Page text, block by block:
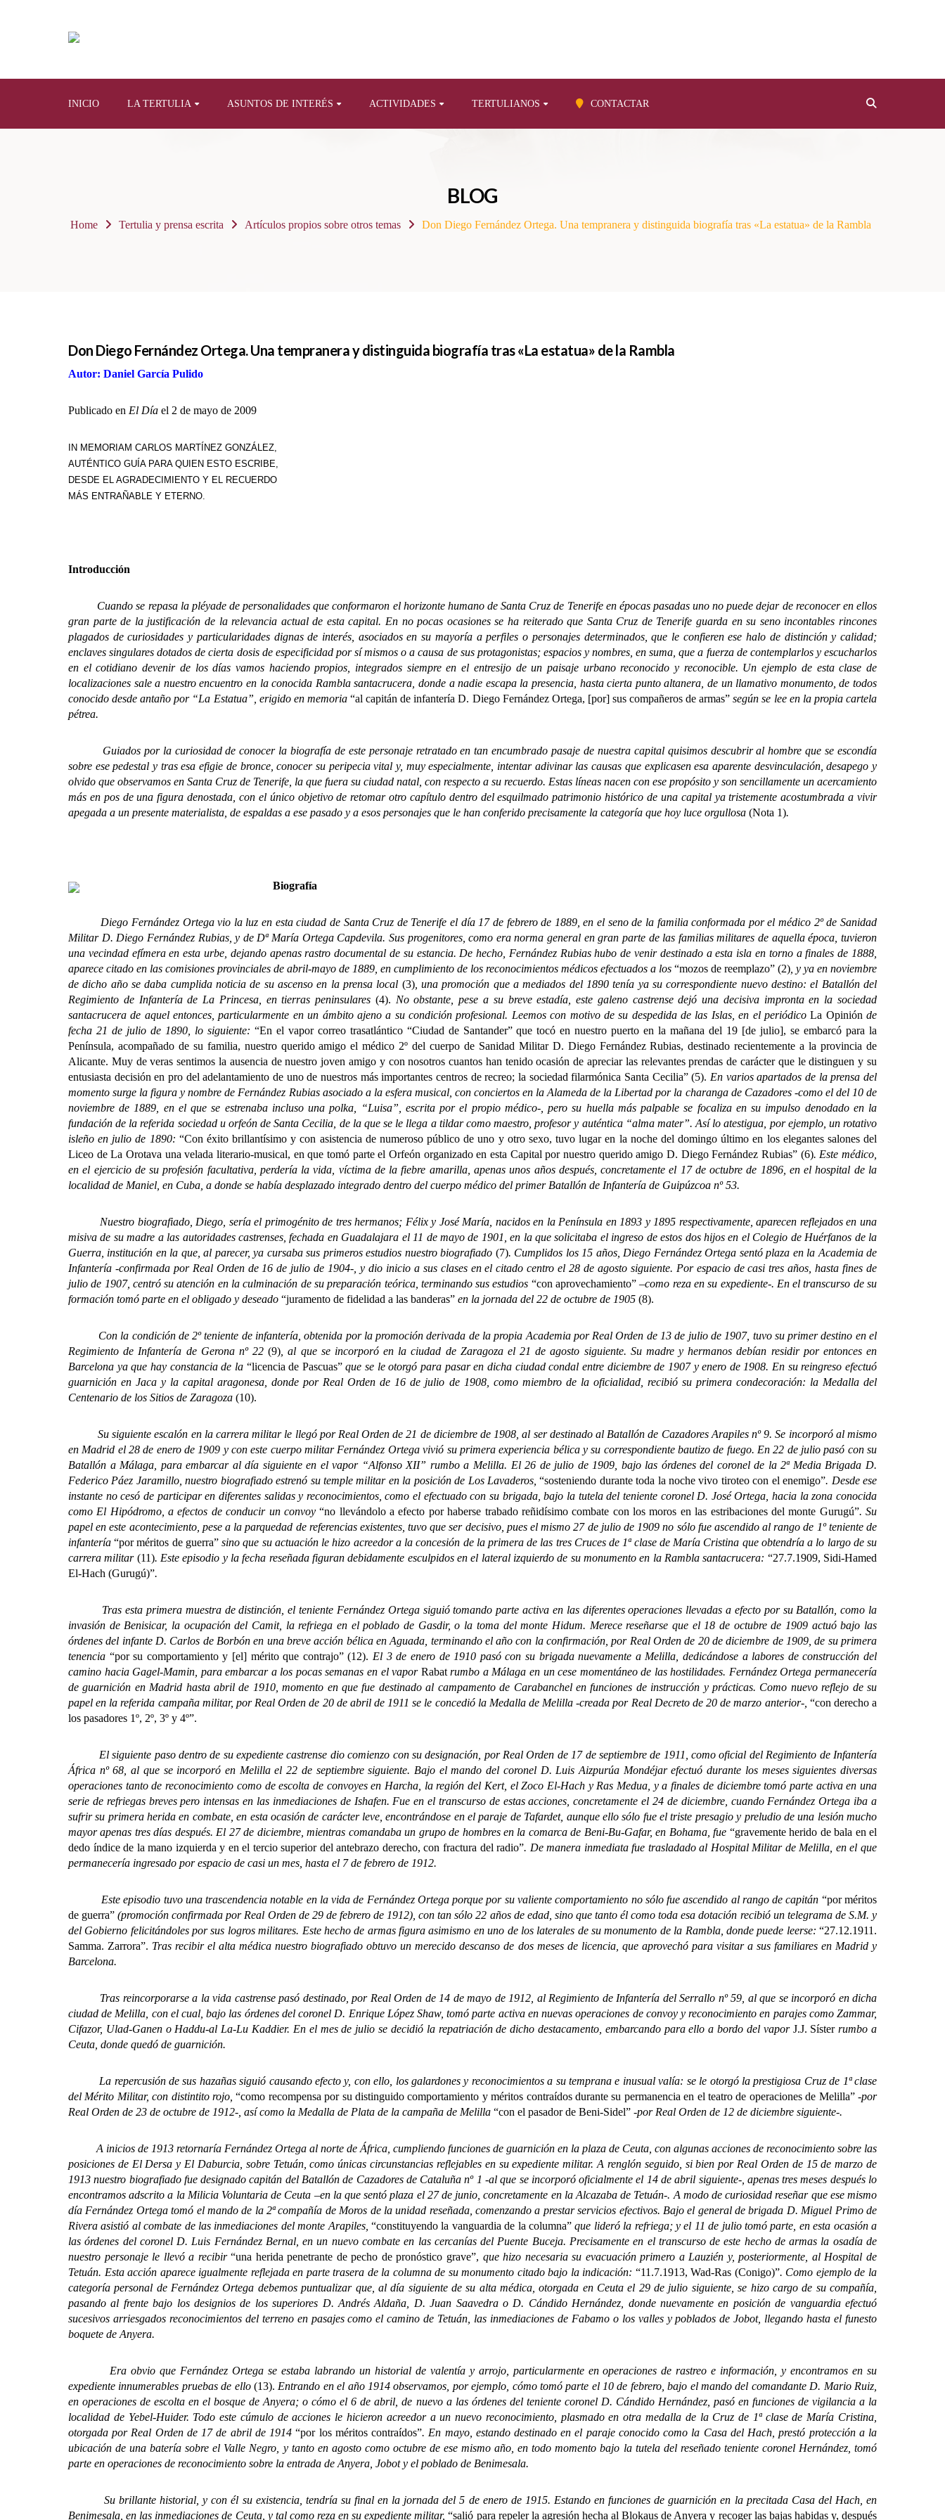
INICIO LA TERTULIA ASUNTOS DE INTERÉS ACTIVIDADES TERTULIANOS CONTACTAR
BLOG
Home Tertulia y prensa escrita Artículos propios sobre otros temas Don Diego Fernández Ortega. Una tempranera y distinguida biografía tras «La estatua» de la Rambla
Don Diego Fernández Ortega. Una tempranera y distinguida biografía tras «La estatua» de la Rambla
Autor: Daniel García Pulido
Publicado en El Día el 2 de mayo de 2009
IN MEMORIAM CARLOS MARTÍNEZ GONZÁLEZ,
AUTÉNTICO GUÍA PARA QUIEN ESTO ESCRIBE,
DESDE EL AGRADECIMIENTO Y EL RECUERDO
MÁS ENTRAÑABLE Y ETERNO.
Introducción
Cuando se repasa la pléyade de personalidades que conformaron el horizonte humano de Santa Cruz de Tenerife en épocas pasadas uno no puede dejar de reconocer en ellos
gran parte de la justificación de la relevancia actual de esta capital. En no pocas ocasiones se ha reiterado que Santa Cruz de Tenerife guarda en su seno incontables rincones
plagados de curiosidades y particularidades dignas de interés, asociados en su mayoría a perfiles o personajes determinados, que le confieren ese halo de distinción y calidad;
enclaves singulares dotados de cierta dosis de especificidad por sí mismos o a causa de sus protagonistas; espacios y nombres, en suma, que a fuerza de contemplarlos y escucharlos
en el cotidiano devenir de los días vamos haciendo propios, integrados siempre en el entresijo de un paisaje urbano reconocido y reconocible. Un ejemplo de esta clase de
localizaciones sale a nuestro encuentro en la conocida Rambla santacrucera, donde a nadie escapa la presencia, hasta cierta punto altanera, de un llamativo monumento, de todos
conocido desde antaño por “La Estatua”, erigido en memoria “al capitán de infantería D. Diego Fernández Ortega, [por] sus compañeros de armas” según se lee en la propia cartela
pétrea.
Guiados por la curiosidad de conocer la biografía de este personaje retratado en tan encumbrado pasaje de nuestra capital quisimos descubrir al hombre que se escondía
sobre ese pedestal y tras esa efigie de bronce, conocer su peripecia vital y, muy especialmente, intentar adivinar las causas que explicasen esa aparente desvinculación, desapego y
olvido que observamos en Santa Cruz de Tenerife, la que fuera su ciudad natal, con respecto a su recuerdo. Estas líneas nacen con ese propósito y son sencillamente un acercamiento
más en pos de una figura denostada, con el único objetivo de retomar otro capítulo dentro del esquilmado patrimonio histórico de una capital ya tristemente acostumbrada a vivir
apegada a un presente materialista, de espaldas a ese pasado y a esos personajes que le han conferido precisamente la categoría que hoy luce orgullosa (Nota 1).
Biografía
Diego Fernández Ortega vio la luz en esta ciudad de Santa Cruz de Tenerife el día 17 de febrero de 1889, en el seno de la familia conformada por el médico 2º de Sanidad
Militar D. Diego Fernández Rubias, y de Dª María Ortega Capdevila. Sus progenitores, como era norma general en gran parte de las familias militares de aquella época, tuvieron
una vecindad efímera en esta urbe, dejando apenas rastro documental de su estancia. De hecho, Fernández Rubias hubo de venir destinado a esta isla en torno a finales de 1888,
aparece citado en las comisiones provinciales de abril-mayo de 1889, en cumplimiento de los reconocimientos médicos efectuados a los “mozos de reemplazo” (2) , y ya en noviembre
de dicho año se daba cumplida noticia de su ascenso en la prensa local (3), una promoción que a mediados del 1890 tenía ya su correspondiente nuevo destino: el Batallón del
Regimiento de Infantería de La Princesa, en tierras peninsulares (4). No obstante, pese a su breve estadía, este galeno castrense dejó una decisiva impronta en la sociedad
santacrucera de aquel entonces, particularmente en un ámbito ajeno a su condición profesional. Leemos con motivo de su despedida de las Islas, en el periódicoLa Opiniónde
fecha 21 de julio de 1890, lo siguiente: “En el vapor correo trasatlántico “Ciudad de Santander” que tocó en nuestro puerto en la mañana del 19 [de julio], se embarcó para la
Península, acompañado de su familia, nuestro querido amigo el médico 2º del cuerpo de Sanidad Militar D. Diego Fernández Rubias, destinado recientemente a la provincia de
Alicante. Muy de veras sentimos la ausencia de nuestro joven amigo y con nosotros cuantos han tenido ocasión de apreciar las relevantes prendas de carácter que le distinguen y su
entusiasta decisión en pro del adelantamiento de uno de nuestros más importantes centros de recreo; la sociedad filarmónica Santa Cecilia” (5). En varios apartados de la prensa del
momento surge la figura y nombre de Fernández Rubias asociado a la esfera musical, con conciertos en la Alameda de la Libertad por la charanga de Cazadores -como el del 10 de
noviembre de 1889, en el que se estrenaba incluso una polka, “Luisa”, escrita por el propio médico-, pero su huella más palpable se focaliza en su impulso denodado en la
fundación de la referida sociedad u orfeón de Santa Cecilia, de la que se le llega a tildar como maestro, profesor y auténtica “alma mater”. Así lo atestigua, por ejemplo, un rotativo
isleño en julio de 1890: “Con éxito brillantísimo y con asistencia de numeroso público de uno y otro sexo, tuvo lugar en la noche del domingo último en los elegantes salones del
Liceo de La Orotava una velada literario-musical, en que tomó parte el Orfeón organizado en esta Capital por nuestro querido amigo D. Diego Fernández Rubias” (6). Este médico,
en el ejercicio de su profesión facultativa, perdería la vida, víctima de la fiebre amarilla, apenas unos años después, concretamente el 17 de octubre de 1896, en el hospital de la
localidad de Maniel, en Cuba, a donde se había desplazado integrado dentro del cuerpo médico del primer Batallón de Infantería de Guipúzcoa nº 53.
Nuestro biografiado, Diego, sería el primogénito de tres hermanos; Félix y José María, nacidos en la Península en 1893 y 1895 respectivamente, aparecen reflejados en una
misiva de su madre a las autoridades castrenses, fechada en Guadalajara el 11 de mayo de 1901, en la que solicitaba el ingreso de estos dos hijos en el Colegio de Huérfanos de la
Guerra, institución en la que, al parecer, ya cursaba sus primeros estudios nuestro biografiado (7). Cumplidos los 15 años, Diego Fernández Ortega sentó plaza en la Academia de
Infantería -confirmada por Real Orden de 16 de julio de 1904-, y dio inicio a sus clases en el citado centro el 28 de agosto siguiente. Por espacio de casi tres años, hasta fines de
julio de 1907, centró su atención en la culminación de su preparación teórica, terminando sus estudios “con aprovechamiento” –como reza en su expediente-. En el transcurso de su
formación tomó parte en el obligado y deseado “juramento de fidelidad a las banderas” en la jornada del 22 de octubre de 1905 (8).
Con la condición de 2º teniente de infantería, obtenida por la promoción derivada de la propia Academia por Real Orden de 13 de julio de 1907, tuvo su primer destino en el
Regimiento de Infantería de Gerona nº 22(9) , al que se incorporó en la ciudad de Zaragoza el 21 de agosto siguiente. Su madre y hermanos debían residir por entonces en
Barcelona ya que hay constancia de la “licencia de Pascuas”que se le otorgó para pasar en dicha ciudad condal entre diciembre de 1907 y enero de 1908. En su reingreso efectuó
guarnición en Jaca y la capital aragonesa, donde por Real Orden de 16 de julio de 1908, como miembro de la oficialidad, recibió su primera condecoración: la Medalla del
Centenario de los Sitios de Zaragoza (10).
Su siguiente escalón en la carrera militar le llegó por Real Orden de 21 de diciembre de 1908, al ser destinado al Batallón de Cazadores Arapiles nº 9. Se incorporó al mismo
en Madrid el 28 de enero de 1909 y con este cuerpo militar Fernández Ortega vivió su primera experiencia bélica y su correspondiente bautizo de fuego. En 22 de julio pasó con su
Batallón a Málaga, para embarcar al día siguiente en el vapor “Alfonso XII” rumbo a Melilla. El 26 de julio de 1909, bajo las órdenes del coronel de la 2ª Media Brigada D.
Federico Páez Jaramillo, nuestro biografiado estrenó su temple militar en la posición de Los Lavaderos,“sosteniendo durante toda la noche vivo tiroteo con el enemigo”. Desde ese
instante no cesó de participar en diferentes salidas y reconocimientos, como el efectuado con su brigada, bajo la tutela del teniente coronel D. José Ortega, hacia la zona conocida
como El Hipódromo, a efectos de conducir un convoy“no llevándolo a efecto por haberse trabado reñidísimo combate con los moros en las estribaciones del monte Gurugú”. Su
papel en este acontecimiento, pese a la parquedad de referencias existentes, tuvo que ser decisivo, pues el mismo 27 de julio de 1909 no sólo fue ascendido al rango de 1º teniente de
infantería“por méritos de guerra”sino que su actuación le hizo acreedor a la concesión de la primera de las tres Cruces de 1ª clase de María Cristina que obtendría a lo largo de su
carrera militar (11). Este episodio y la fecha reseñada figuran debidamente esculpidos en el lateral izquierdo de su monumento en la Rambla santacrucera: “27.7.1909, Sidi-Hamed
El-Hach (Gurugú)”.
Tras esta primera muestra de distinción, el teniente Fernández Ortega siguió tomando parte activa en las diferentes operaciones llevadas a efecto por su Batallón, como la
invasión de Benisicar, la ocupación del Camit, la refriega en el poblado de Gasdir, o la toma del monte Hidum. Merece reseñarse que el 18 de octubre de 1909 actuó bajo las
órdenes del infante D. Carlos de Borbón en una breve acción bélica en Aguada, terminando el año con la confirmación, por Real Orden de 20 de diciembre de 1909, de su primera
tenencia “por su comportamiento y [el] mérito que contrajo” (12). El 3 de enero de 1910 pasó con su brigada nuevamente a Melilla, dedicándose a labores de construcción del
camino hacia Gagel-Mamin, para embarcar a los pocas semanas en el vapor Rabatrumbo a Málaga en un cese momentáneo de las hostilidades. Fernández Ortega permanecería
de guarnición en Madrid hasta abril de 1910, momento en que fue destinado al campamento de Carabanchel en funciones de instrucción y prácticas. Como nuevo reflejo de su
papel en la referida campaña militar, por Real Orden de 20 de abril de 1911 se le concedió la Medalla de Melilla -creada por Real Decreto de 20 de marzo anterior-, “con derecho a
los pasadores 1º, 2º, 3º y 4º”.
El siguiente paso dentro de su expediente castrense dio comienzo con su designación, por Real Orden de 17 de septiembre de 1911, como oficial del Regimiento de Infantería
África nº 68, al que se incorporó en Melilla el 22 de septiembre siguiente. Bajo el mando del coronel D. Luis Aizpurúa Mondéjar efectuó durante los meses siguientes diversas
operaciones tanto de reconocimiento como de escolta de convoyes en Harcha, la región del Kert, el Zoco El-Hach y Ras Medua, y a finales de diciembre tomó parte activa en una
serie de refriegas breves pero intensas en las inmediaciones de Ishafen. Fue en el transcurso de estas acciones, concretamente el 24 de diciembre, cuando Fernández Ortega iba a
sufrir su primera herida en combate, en esta ocasión de carácter leve, encontrándose en el paraje de Tafardet, aunque ello sólo fue el triste presagio y preludio de una lesión mucho
mayor apenas tres días después. El 27 de diciembre, mientras comandaba un grupo de hombres en la comarca de Beni-Bu-Gafar, en Bohama, fue “gravemente herido de bala en el
dedo índice de la mano izquierda y en el tercio superior del antebrazo derecho, con fractura del radio”. De manera inmediata fue trasladado al Hospital Militar de Melilla, en el que
permanecería ingresado por espacio de casi un mes, hasta el 7 de febrero de 1912.
Este episodio tuvo una trascendencia notable en la vida de Fernández Ortega porque por su valiente comportamiento no sólo fue ascendido al rango de capitán “por méritos
de guerra” (promoción confirmada por Real Orden de 29 de febrero de 1912), con tan sólo 22 años de edad, sino que tanto él como toda esa dotación recibió un telegrama de S.M. y
del Gobierno felicitándoles por sus logros militares. Este hecho de armas figura asimismo en uno de los laterales de su monumento de la Rambla, donde puede leerse: “27.12.1911.
Samma. Zarrora”. Tras recibir el alta médica nuestro biografiado obtuvo un merecido descanso de dos meses de licencia, que aprovechó para visitar a sus familiares en Madrid y
Barcelona.
Tras reincorporarse a la vida castrense pasó destinado, por Real Orden de 14 de mayo de 1912, al Regimiento de Infantería del Serrallo nº 59, al que se incorporó en dicha
ciudad de Melilla, con el cual, bajo las órdenes del coronel D. Enrique López Shaw, tomó parte activa en nuevas operaciones de convoy y reconocimiento en parajes como Zammar,
Cifazor, Ulad-Ganen o Haddu-al La-Lu Kaddier. En el mes de julio se decidió la repatriación de dicho destacamento, embarcando para ello a bordo del vapor J.J. Sísterrumbo a
Ceuta, donde quedó de guarnición.
La repercusión de sus hazañas siguió causando efecto y, con ello, los galardones y reconocimientos a su temprana e inusual valía: se le otorgó la prestigiosa Cruz de 1ª clase
del Mérito Militar, con distintito rojo,“como recompensa por su distinguido comportamiento y méritos contraídos durante su permanencia en el teatro de operaciones de Melilla”-por
Real Orden de 23 de octubre de 1912-, así como la Medalla de Plata de la campaña de Melilla “con el pasador de Beni-Sidel” -por Real Orden de 12 de diciembre siguiente-.
A inicios de 1913 retornaría Fernández Ortega al norte de África, cumpliendo funciones de guarnición en la plaza de Ceuta, con algunas acciones de reconocimiento sobre las
posiciones de El Dersa y El Daburcia, sobre Tetuán, como únicas circunstancias reflejables en su expediente militar. A renglón seguido, si bien por Real Orden de 15 de marzo de
1913 nuestro biografiado fue designado capitán del Batallón de Cazadores de Cataluña nº 1 -al que se incorporó oficialmente el 14 de abril siguiente-, apenas tres meses después lo
encontramos adscrito a la Milicia Voluntaria de Ceuta –en la que sentó plaza el 27 de junio, concretamente en la Alcazaba de Tetuán-. A modo de curiosidad reseñar que ese mismo
día Fernández Ortega tomó el mando de la 2ª compañía de Moros de la unidad reseñada, comenzando a prestar servicios efectivos. Bajo el general de brigada D. Miguel Primo de
Rivera asistió al combate de las inmediaciones del monte Arapiles, “constituyendo la vanguardia de la columna”que lideró la refriega; y el 11 de julio tomó parte, en esta ocasión a
las órdenes del coronel D. Luis Fernández Bernal, en un nuevo combate en las cercanías del Puente Buceja. Precisamente en el transcurso de este hecho de armas la osadía de
nuestro personaje le llevó a recibir“una herida penetrante de pecho de pronóstico grave”, que hizo necesaria su evacuación primero a Lauzién y, posteriormente, al Hospital de
Tetuán. Esta acción aparece igualmente reflejada en parte trasera de la columna de su monumento citado bajo la indicación: “11.7.1913, Wad-Ras (Conigo)”. Como ejemplo de la
categoría personal de Fernández Ortega debemos puntualizar que, al día siguiente de su alta médica, otorgada en Ceuta el 29 de julio siguiente, se hizo cargo de su compañía,
pasando al frente bajo los designios de los superiores D. Andrés Aldaña, D. Juan Saavedra o D. Cándido Hernández, donde nuevamente en posición de vanguardia efectuó
sucesivos arriesgados reconocimientos del terreno en pasajes como el camino de Tetuán, las inmediaciones de Fabamo o los valles y poblados de Jobot, llegando hasta el funesto
boquete de Anyera.
Era obvio que Fernández Ortega se estaba labrando un historial de valentía y arrojo, particularmente en operaciones de rastreo e información, y encontramos en su
expediente innumerables pruebas de ello (13). Entrando en el año 1914 observamos, por ejemplo, cómo tomó parte el 10 de febrero, bajo el mando del comandante D. Mario Ruiz,
en operaciones de escolta en el bosque de Anyera; o cómo el 6 de abril, de nuevo a las órdenes del teniente coronel D. Cándido Hernández, pasó en funciones de vigilancia a la
localidad de Yebel-Huider. Todo este cúmulo de acciones le hicieron acreedor a un nuevo reconocimiento, plasmado en otra medalla de la Cruz de 1ª clase de María Cristina,
otorgada por Real Orden de 17 de abril de 1914“por los méritos contraídos”. En mayo, estando destinado en el paraje conocido como la Casa del Hach, prestó protección a la
ubicación de una batería sobre el Valle Negro, y tanto en agosto como octubre de ese mismo año, en todo momento bajo la tutela del reseñado teniente coronel Hernández, tomó
parte en operaciones de reconocimiento sobre la entrada de Anyera, Jobot y el poblado de Benimesala.
Su brillante historial, y con él su existencia, tendría su final en la jornada del 5 de enero de 1915. Estando en funciones de guarnición en la precitada Casa del Hach, en
Benimesala, en las inmediaciones de Ceuta, y tal como reza en su expediente militar,“salió para repeler la agresión hecha al Blokaus de Anyera y recoger las bajas habidas y, después